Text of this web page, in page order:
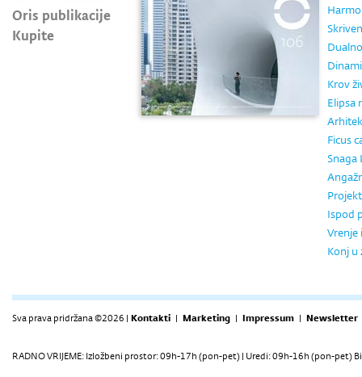
Oris publikacije
Kupite
Krov
Elipsa
Ficus
Snaga
Ispod
Vrenje
Konj u
Sva prava pridržana ©2026 | Kontakti | Marketing | Impressum | Newsletter
RADNO VRIJEME: Izložbeni prostor: 09h-17h (pon-pet) | Uredi: 09h-16h (pon-pet)